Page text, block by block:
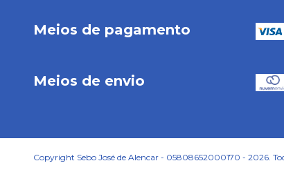
Meios de pagamento
Meios de envio
Copyright Sebo José de Alencar - 05808652000170 - 2026.